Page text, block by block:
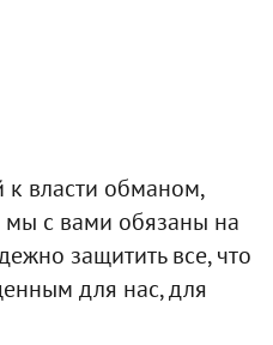
власти обманом,
мы с вами обязаны на
защитить все, что
для нас, для